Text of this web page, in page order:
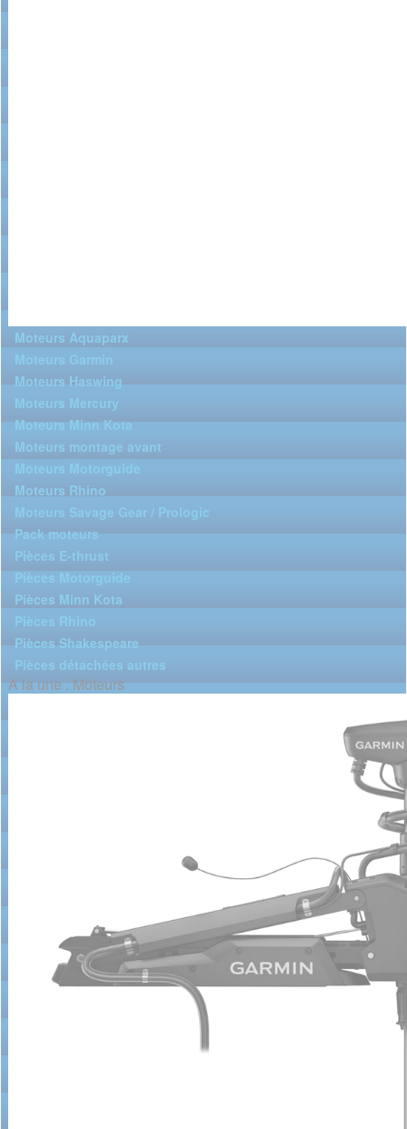
Moteurs Aquaparx
Moteurs Garmin
Moteurs Haswing
Moteurs Mercury
Moteurs Minn Kota
Moteurs montage avant
Moteurs Motorguide
Moteurs Rhino
Moteurs Savage Gear / Prologic
Pack moteurs
Pièces E-thrust
Pièces Motorguide
Pièces Minn Kota
Pièces Rhino
Pièces Shakespeare
Pièces détachées autres
A la une : Moteurs